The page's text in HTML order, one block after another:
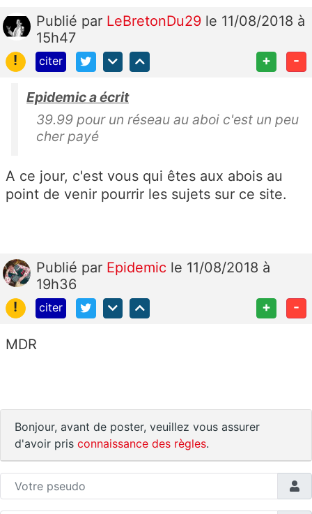
Publié par LeBretonDu29 le 11/08/2018 à
15h47
!
citer + -
Epidemic a écrit
39.99 pour un réseau au aboi c'est un peu
cher payé
A ce jour, c'est vous qui êtes aux abois au
point de venir pourrir les sujets sur ce site.
Publié par Epidemic le 11/08/2018 à
19h36
!
citer + -
MDR
Bonjour, avant de poster, veuillez vous assurer
d'avoir pris connaissance des règles.